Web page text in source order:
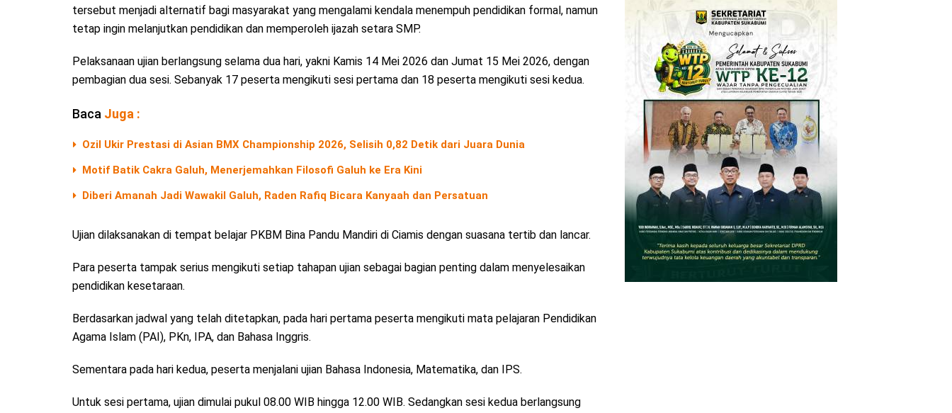
tersebut menjadi alternatif bagi masyarakat yang mengalami kendala menempuh pendidikan formal, namun
tetap ingin melanjutkan pendidikan dan memperoleh ijazah setara SMP.
Pelaksanaan ujian berlangsung selama dua hari, yakni Kamis 14 Mei 2026 dan Jumat 15 Mei 2026, dengan
pembagian dua sesi. Sebanyak 17 peserta mengikuti sesi pertama dan 18 peserta mengikuti sesi kedua.
Baca Juga :
Ozil Ukir Prestasi di Asian BMX Championship 2026, Selisih 0,82 Detik dari Juara Dunia
Motif Batik Cakra Galuh, Menerjemahkan Filosofi Galuh ke Era Kini
Diberi Amanah Jadi Wawakil Galuh, Raden Rafiq Bicara Kanyaah dan Persatuan
Ujian dilaksanakan di tempat belajar PKBM Bina Pandu Mandiri di Ciamis dengan suasana tertib dan lancar.
Para peserta tampak serius mengikuti setiap tahapan ujian sebagai bagian penting dalam menyelesaikan
pendidikan kesetaraan.
Berdasarkan jadwal yang telah ditetapkan, pada hari pertama peserta mengikuti mata pelajaran Pendidikan
Agama Islam (PAI), PKn, IPA, dan Bahasa Inggris.
Sementara pada hari kedua, peserta menjalani ujian Bahasa Indonesia, Matematika, dan IPS.
Untuk sesi pertama, ujian dimulai pukul 08.00 WIB hingga 12.00 WIB. Sedangkan sesi kedua berlangsung